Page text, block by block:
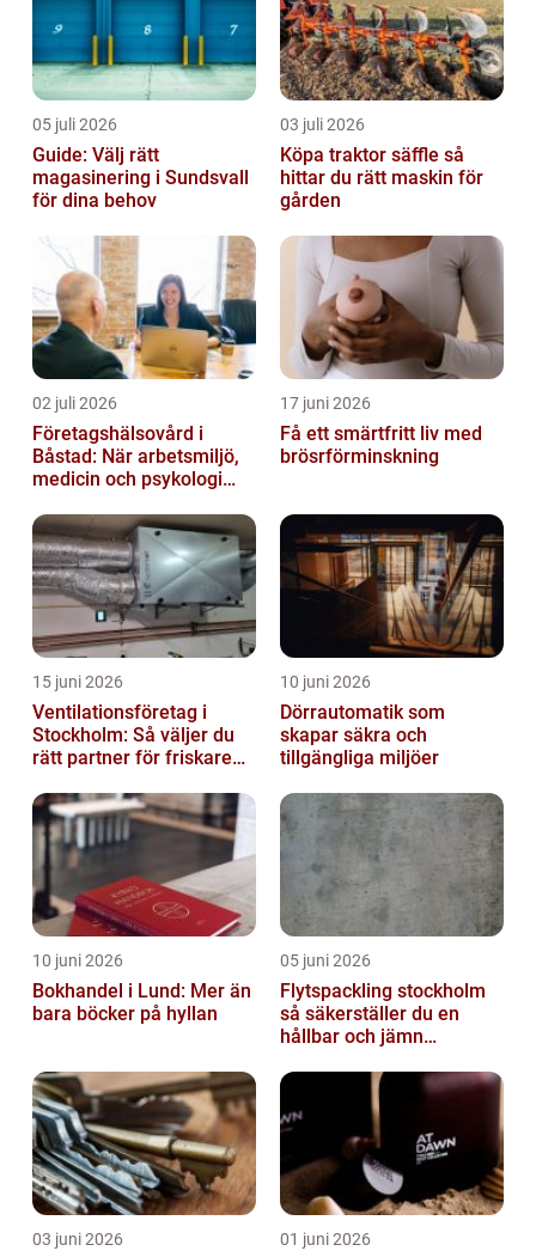
05 juli 2026
Guide: Välj rätt
magasinering i Sundsvall
för dina behov
03 juli 2026
Köpa traktor säffle så
hittar du rätt maskin för
gården
02 juli 2026
Företagshälsovård i
Båstad: När arbetsmiljö,
medicin och psykologi
17 juni 2026
Få ett smärtfritt liv med
brösrförminskning
15 juni 2026
Ventilationsföretag i
Stockholm: Så väljer du
rätt partner för friskare
10 juni 2026
Dörrautomatik som
skapar säkra och
tillgängliga miljöer
10 juni 2026
Bokhandel i Lund: Mer än
bara böcker på hyllan
05 juni 2026
Flytspackling stockholm
så säkerställer du en
hållbar och jämn
03 juni 2026 01 juni 2026